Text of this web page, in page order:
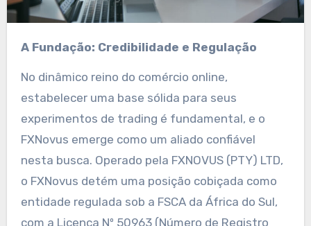
A Fundação: Credibilidade e Regulação
No dinâmico reino do comércio online,
estabelecer uma base sólida para seus
experimentos de trading é fundamental, e o
FXNovus emerge como um aliado confiável
nesta busca. Operado pela FXNOVUS (PTY) LTD,
o FXNovus detém uma posição cobiçada como
entidade regulada sob a FSCA da África do Sul,
com a Licença Nº 50963 (Número de Registro